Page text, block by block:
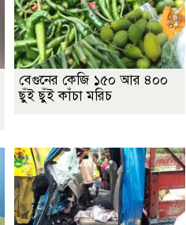
বেগুনের কেজি ১৫০ আর ৪০০
ছুঁই ছুঁই কাঁচা মরিচ